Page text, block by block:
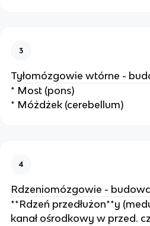
3
Tyłomózgowie wtórne -
* Most (pons)
* Móżdżek (cerebellum)
4
Rdzeniomózgowie -
**Rdzeń przedłużon**y
kanał ośrodkowy w przed.